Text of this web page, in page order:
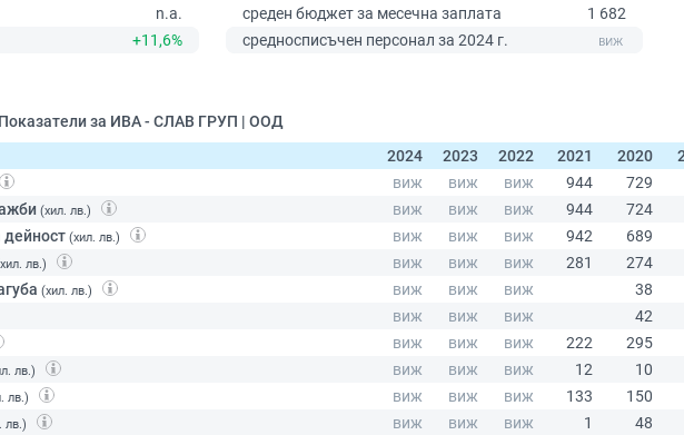
n.a.
+11,6%
среден бюджет за месечна заплата
1 682
средносписъчен персонал за 2024 г.
за ИВА - СЛАВ ГРУП | ООД
2024
2023 2022 2021 2020
(хил. лв.)
дейност (хил. лв.)
лв.)
(хил. лв.)
лв.)
лв.)
лв.)